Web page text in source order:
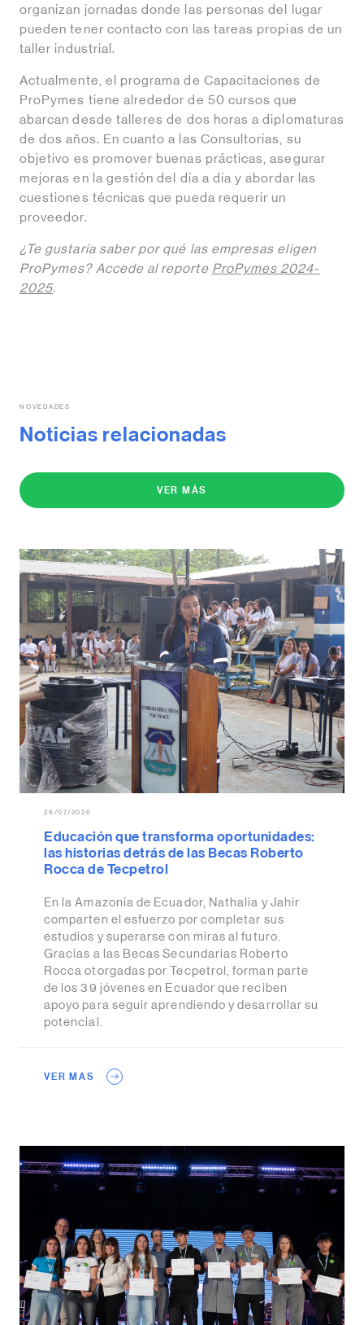
organizan jornadas donde las personas del lugar
pueden tener contacto con las tareas propias de un
taller industrial.
Actualmente, el programa de Capacitaciones de
ProPymes tiene alrededor de 50 cursos que
abarcan desde talleres de dos horas a diplomaturas
de dos años. En cuanto a las Consultorías, su
objetivo es promover buenas prácticas, asegurar
mejoras en la gestión del día a día y abordar las
cuestiones técnicas que pueda requerir un
proveedor.
¿Te gustaría saber por qué las empresas eligen
ProPymes? Accede al reporte ProPymes 2024-
2025.
NOVEDADES
Noticias relacionadas
VER MÁS
28/07/2026
Educación que transforma oportunidades:
las historias detrás de las Becas Roberto
Rocca de Tecpetrol
En la Amazonía de Ecuador, Nathalia y Jahir
comparten el esfuerzo por completar sus
estudios y superarse con miras al futuro.
Gracias a las Becas Secundarias Roberto
Rocca otorgadas por Tecpetrol, forman parte
de los 39 jóvenes en Ecuador que reciben
apoyo para seguir aprendiendo y desarrollar su
potencial.
VER MAS